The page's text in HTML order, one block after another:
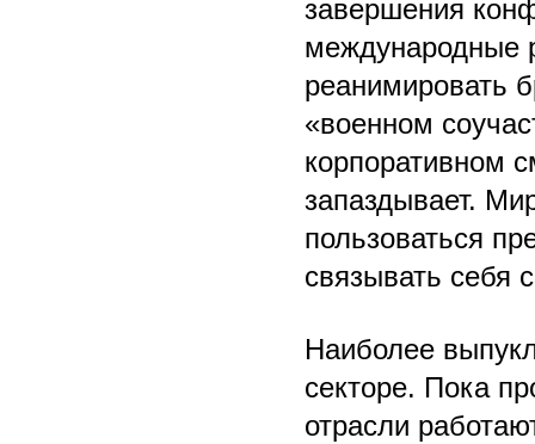
завершения
международные
реанимировать
«военном
корпоративном
запаздывает.
пользоваться
связывать себя
Наиболее
секторе. Пока
отрасли